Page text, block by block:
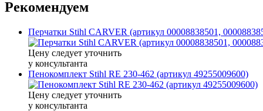
Рекомендуем
Перчатки Stihl CARVER (артикул 00008838501,
Цену следует уточнить
у консультанта
Пенокомплект Stihl RE 230-462 (артикул 49255009600)
Цену следует уточнить
у консультанта